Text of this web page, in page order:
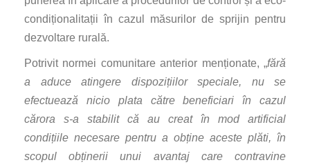
condiționalitații în cazul măsurilor de sprijin pentru
dezvoltare rurală.
Potrivit normei comunitare anterior menționate, „fără
a aduce atingere dispozițiilor speciale, nu se
efectuează nicio plata către beneficiari în cazul
cărora s-a stabilit că au creat în mod artificial
condițiile necesare pentru a obține aceste plăti, în
scopul obținerii unui avantaj care contravine